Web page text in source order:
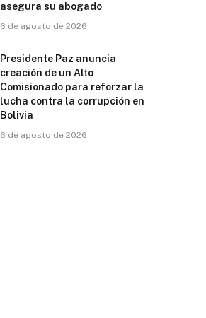
asegura su abogado
6 de agosto de 2026
Presidente Paz anuncia
creación de un Alto
Comisionado para reforzar la
lucha contra la corrupción en
Bolivia
6 de agosto de 2026